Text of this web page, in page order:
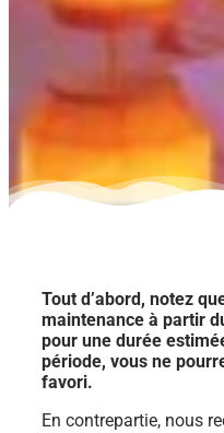
Tout d’abord, notez
maintenance à partir
pour une durée
période, vous ne
favori.
En contrepartie, nous